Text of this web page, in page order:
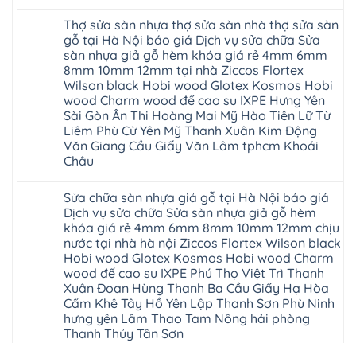
Ninh
Thanh
Miện
Nghệ
An
Thanh
Hà
Ninh
Bình
Thái
Bình
Thanh
Hóa
Quỳnh
Phụ
Lào
Cai
Tuyên
Quang
Glotex
có
tốt
không
sàn
nhựa
glotex
của
nước
nào
Hà
Nội
Thanh
Đà
Nẵng
Gia
Lâm
Phú
Thọ
Hải
Phòng
Sóc
Sơn
Ninh
Bình
Hưng
Yên
ngủ
tại
Hà
Nội
cửa
composite
báo
giá
rẻ
Bắc
Ninh
Thanh
Xuân
Tây
Hồ
Thái
Bình
Hưng
Yên
Đông
Hạ
Long
bình
luận
ở
Cửa
nhựa
nhà
vệ
sinh
tại
Hà
Nội
báo
giá
cửa
nhựa
vệ
sinh
giá
rẻ
tpHCM
Thanh
Xuân
Bắc
Ninh
Ninh
Bình
Đà
Nẵng
Quảng
Ninh
Thợ sửa sàn nhựa thợ sửa sàn nhà thợ sửa sàn
gỗ tại Hà Nội báo giá Dịch vụ sửa chữa Sửa
sàn nhựa giả gỗ hèm khóa giá rẻ 4mm 6mm
8mm 10mm 12mm tại nhà Ziccos Flortex
Wilson black Hobi wood Glotex Kosmos Hobi
wood Charm wood đế cao su IXPE Hưng Yên
Sài Gòn Ân Thi Hoàng Mai Mỹ Hào Tiên Lữ Từ
Liêm Phù Cừ Yên Mỹ Thanh Xuân Kim Động
Văn Giang Cầu Giấy Văn Lâm tphcm Khoái
Châu
bình
luận
ở
Thợ
sửa
sàn
nhựa
thợ
sửa
sàn
nhà
thợ
sửa
sàn
Sửa chữa sàn nhựa giả gỗ tại Hà Nội báo giá
Dịch vụ sửa chữa Sửa sàn nhựa giả gỗ hèm
khóa giá rẻ 4mm 6mm 8mm 10mm 12mm chịu
nước tại nhà hà nội Ziccos Flortex Wilson black
Hobi wood Glotex Kosmos Hobi wood Charm
wood đế cao su IXPE Phú Thọ Việt Trì Thanh
Xuân Đoan Hùng Thanh Ba Cầu Giấy Hạ Hòa
Cẩm Khê Tây Hồ Yên Lập Thanh Sơn Phù Ninh
hưng yên Lâm Thao Tam Nông hải phòng
Thanh Thủy Tân Sơn